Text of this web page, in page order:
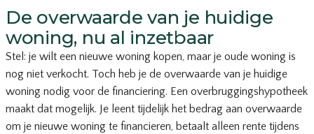
De overwaarde van je huidige
woning, nu al inzetbaar
Stel: je wilt een nieuwe woning kopen, maar je oude woning is
nog niet verkocht. Toch heb je de overwaarde van je huidige
woning nodig voor de financiering. Een overbruggingshypotheek
maakt dat mogelijk. Je leent tijdelijk het bedrag aan overwaarde
om je nieuwe woning te financieren, betaalt alleen rente tijdens